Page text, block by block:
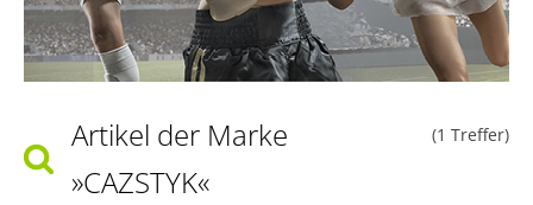
(1 Treffer)
Artikel der Marke
»CAZSTYK«